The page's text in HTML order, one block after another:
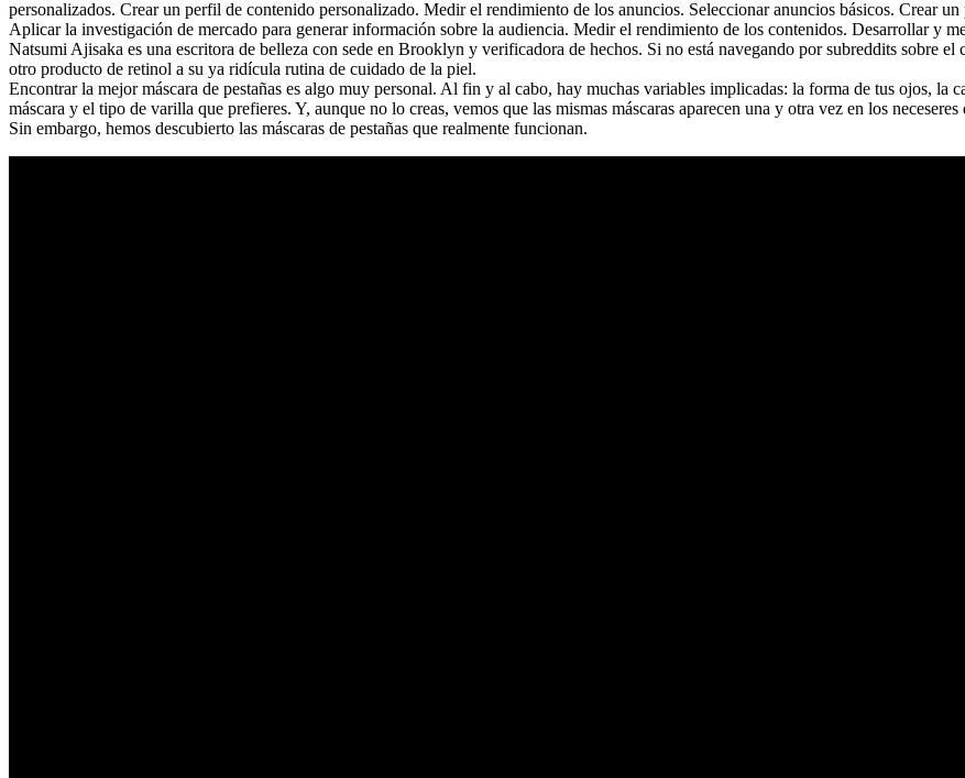
personalizados. Crear un perfil de contenido personalizado. Medir el rendimiento de los anuncios. Seleccionar anuncios básicos. Crear
Aplicar la investigación de mercado para generar información sobre la audiencia. Medir el rendimiento de los contenidos. Desarrollar y
Natsumi Ajisaka es una escritora de belleza con sede en Brooklyn y verificadora de hechos. Si no está navegando por subreddits sobre
otro producto de retinol a su ya ridícula rutina de cuidado de la piel.
Encontrar la mejor máscara de pestañas es algo muy personal. Al fin y al cabo, hay muchas variables implicadas: la forma de tus ojos, la
máscara y el tipo de varilla que prefieres. Y, aunque no lo creas, vemos que las mismas máscaras aparecen una y otra vez en los
Sin embargo, hemos descubierto las máscaras de pestañas que realmente funcionan.